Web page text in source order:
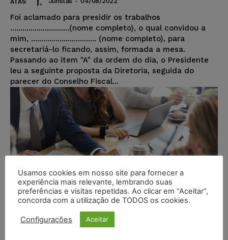
ATAS
Foi aclamado para presidir os trabalhos
.............................(nome completo), o qual convidou a
mim, ................................ (nome completo), para
secretariá-lo ficando, assim, formada a mesa.
Passando ao item "A" da ordem do dia, o Presidente
leu a seguinte proposta da Diretoria, seguida do
parecer do Conselho Fiscal...
Usamos cookies em nosso site para fornecer a
experiência mais relevante, lembrando suas
preferências e visitas repetidas. Ao clicar em “Aceitar”,
concorda com a utilização de TODOS os cookies.
Configurações Aceitar